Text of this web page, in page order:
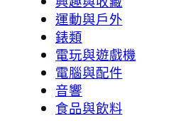
運動與戶外
錶類
電玩與遊戲機
電腦與配件
音響
食品與飲料